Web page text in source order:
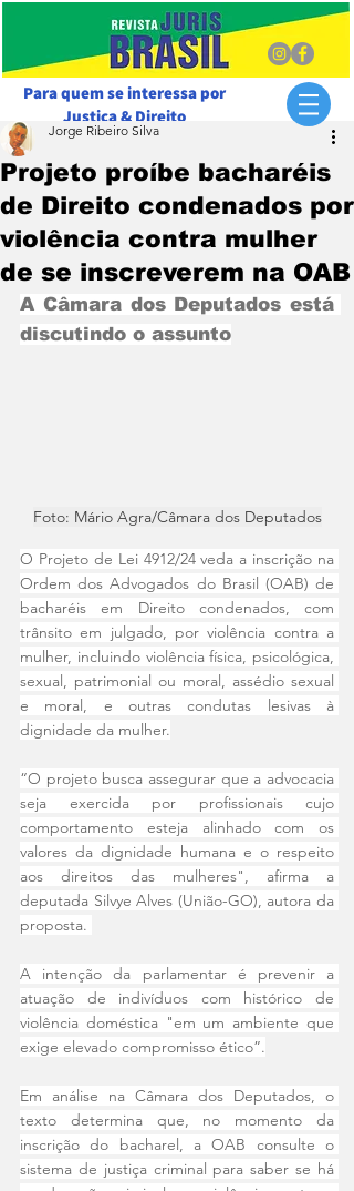
Para quem se interessa por
Justiça & Direito
Projeto proíbe bacharéis
de Direito condenados por
violência contra mulher
de se inscreverem na OAB
Jorge Ribeiro Silva
A Câmara dos Deputados está
discutindo o assunto
Foto: Mário Agra/Câmara dos Deputados
O Projeto de Lei 4912/24 veda a inscrição na
Ordem dos Advogados do Brasil (OAB) de
bacharéis em Direito condenados, com
trânsito em julgado, por violência contra a
mulher, incluindo violência física, psicológica,
sexual, patrimonial ou moral, assédio sexual
e moral, e outras condutas lesivas à
dignidade da mulher.
“O projeto busca assegurar que a advocacia
seja exercida por profissionais cujo
comportamento esteja alinhado com os
valores da dignidade humana e o respeito
aos direitos das mulheres", afirma a
deputada Silvye Alves (União-GO), autora da
proposta.
A intenção da parlamentar é prevenir a
atuação de indivíduos com histórico de
violência doméstica "em um ambiente que
exige elevado compromisso ético”.
Em análise na Câmara dos Deputados, o
texto determina que, no momento da
inscrição do bacharel, a OAB consulte o
sistema de justiça criminal para saber se há